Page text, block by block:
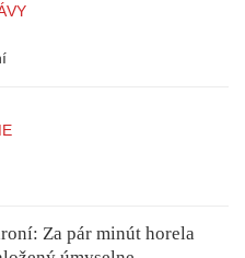
Za pár minút horela